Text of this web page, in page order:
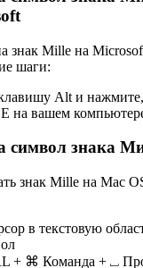
знак Mille на
шаги:
Alt и
на вашем
символ знака
знак Mille на Mac
в текстовую
+ ⌘ Команда + ⎵